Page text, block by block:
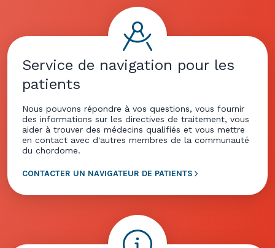
Service de navigation pour les
patients
Nous pouvons répondre à vos questions, vous fournir
des informations sur les directives de traitement, vous
aider à trouver des médecins qualifiés et vous mettre
en contact avec d'autres membres de la communauté
du chordome.
CONTACTER UN NAVIGATEUR DE PATIENTS